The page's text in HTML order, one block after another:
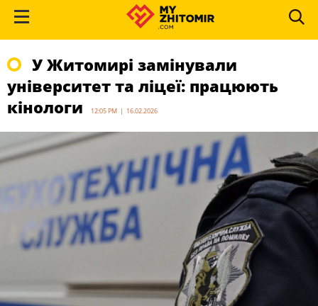
У Житомирі замінували
університет та ліцеї: працюють
кінологи
12:05 PM | 16.02.2026